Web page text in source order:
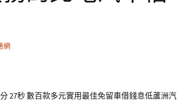
網
27秒數百款多元實用最佳免留車借錢息低蘆洲汽